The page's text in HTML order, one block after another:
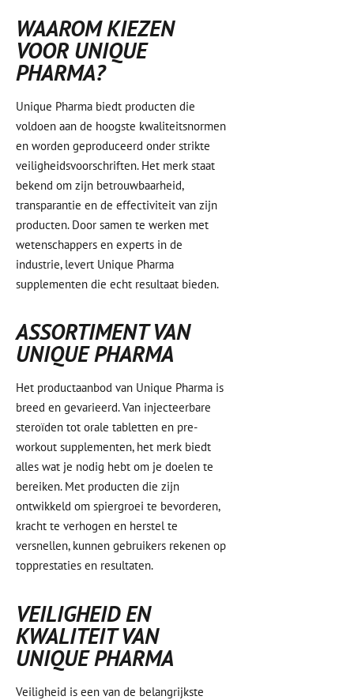
WAAROM KIEZEN
VOOR UNIQUE
PHARMA?
Unique Pharma biedt producten die
voldoen aan de hoogste kwaliteitsnormen
en worden geproduceerd onder strikte
veiligheidsvoorschriften. Het merk staat
bekend om zijn betrouwbaarheid,
transparantie en de effectiviteit van zijn
producten. Door samen te werken met
wetenschappers en experts in de
industrie, levert Unique Pharma
supplementen die echt resultaat bieden.
ASSORTIMENT VAN
UNIQUE PHARMA
Het productaanbod van Unique Pharma is
breed en gevarieerd. Van injecteerbare
steroïden tot orale tabletten en pre-
workout supplementen, het merk biedt
alles wat je nodig hebt om je doelen te
bereiken. Met producten die zijn
ontwikkeld om spiergroei te bevorderen,
kracht te verhogen en herstel te
versnellen, kunnen gebruikers rekenen op
topprestaties en resultaten.
VEILIGHEID EN
KWALITEIT VAN
UNIQUE PHARMA
Veiligheid is een van de belangrijkste